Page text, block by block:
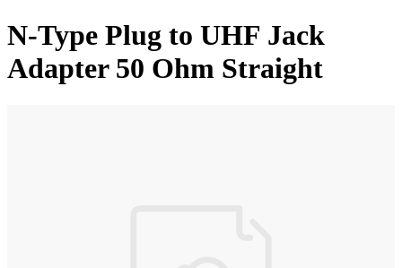
N-Type Plug to UHF Jack
Adapter 50 Ohm Straight